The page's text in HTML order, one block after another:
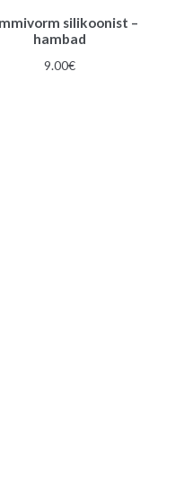
silikoonist –
hambad
9.00€